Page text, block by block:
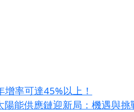
增率可達45%以上！
陽能供應鏈迎新局：機遇與挑